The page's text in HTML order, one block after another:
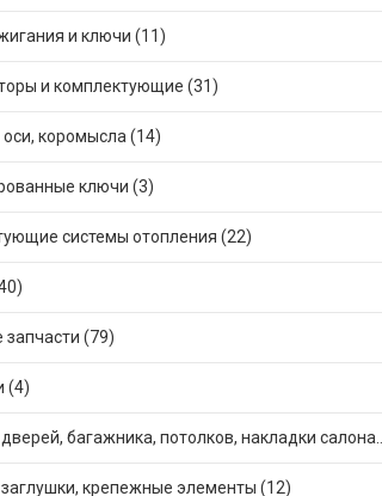
и ключи (11)
и комплектующие (31)
коромысла (14)
ключи (3)
системы отопления (22)
запчасти (79)
(4)
крепежные элементы (12)